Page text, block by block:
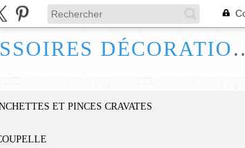
FRANCE HANDI ART,
ET PINCES CRAVATES